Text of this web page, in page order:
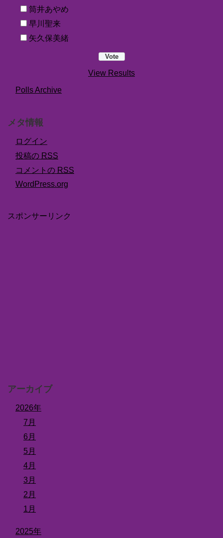
筒井あやめ
早川聖来
矢久保美緒
View Results
Polls Archive
メタ情報
ログイン
投稿の RSS
コメントの RSS
WordPress.org
スポンサーリンク
アーカイブ
2026年
7月
6月
5月
4月
3月
2月
1月
2025年